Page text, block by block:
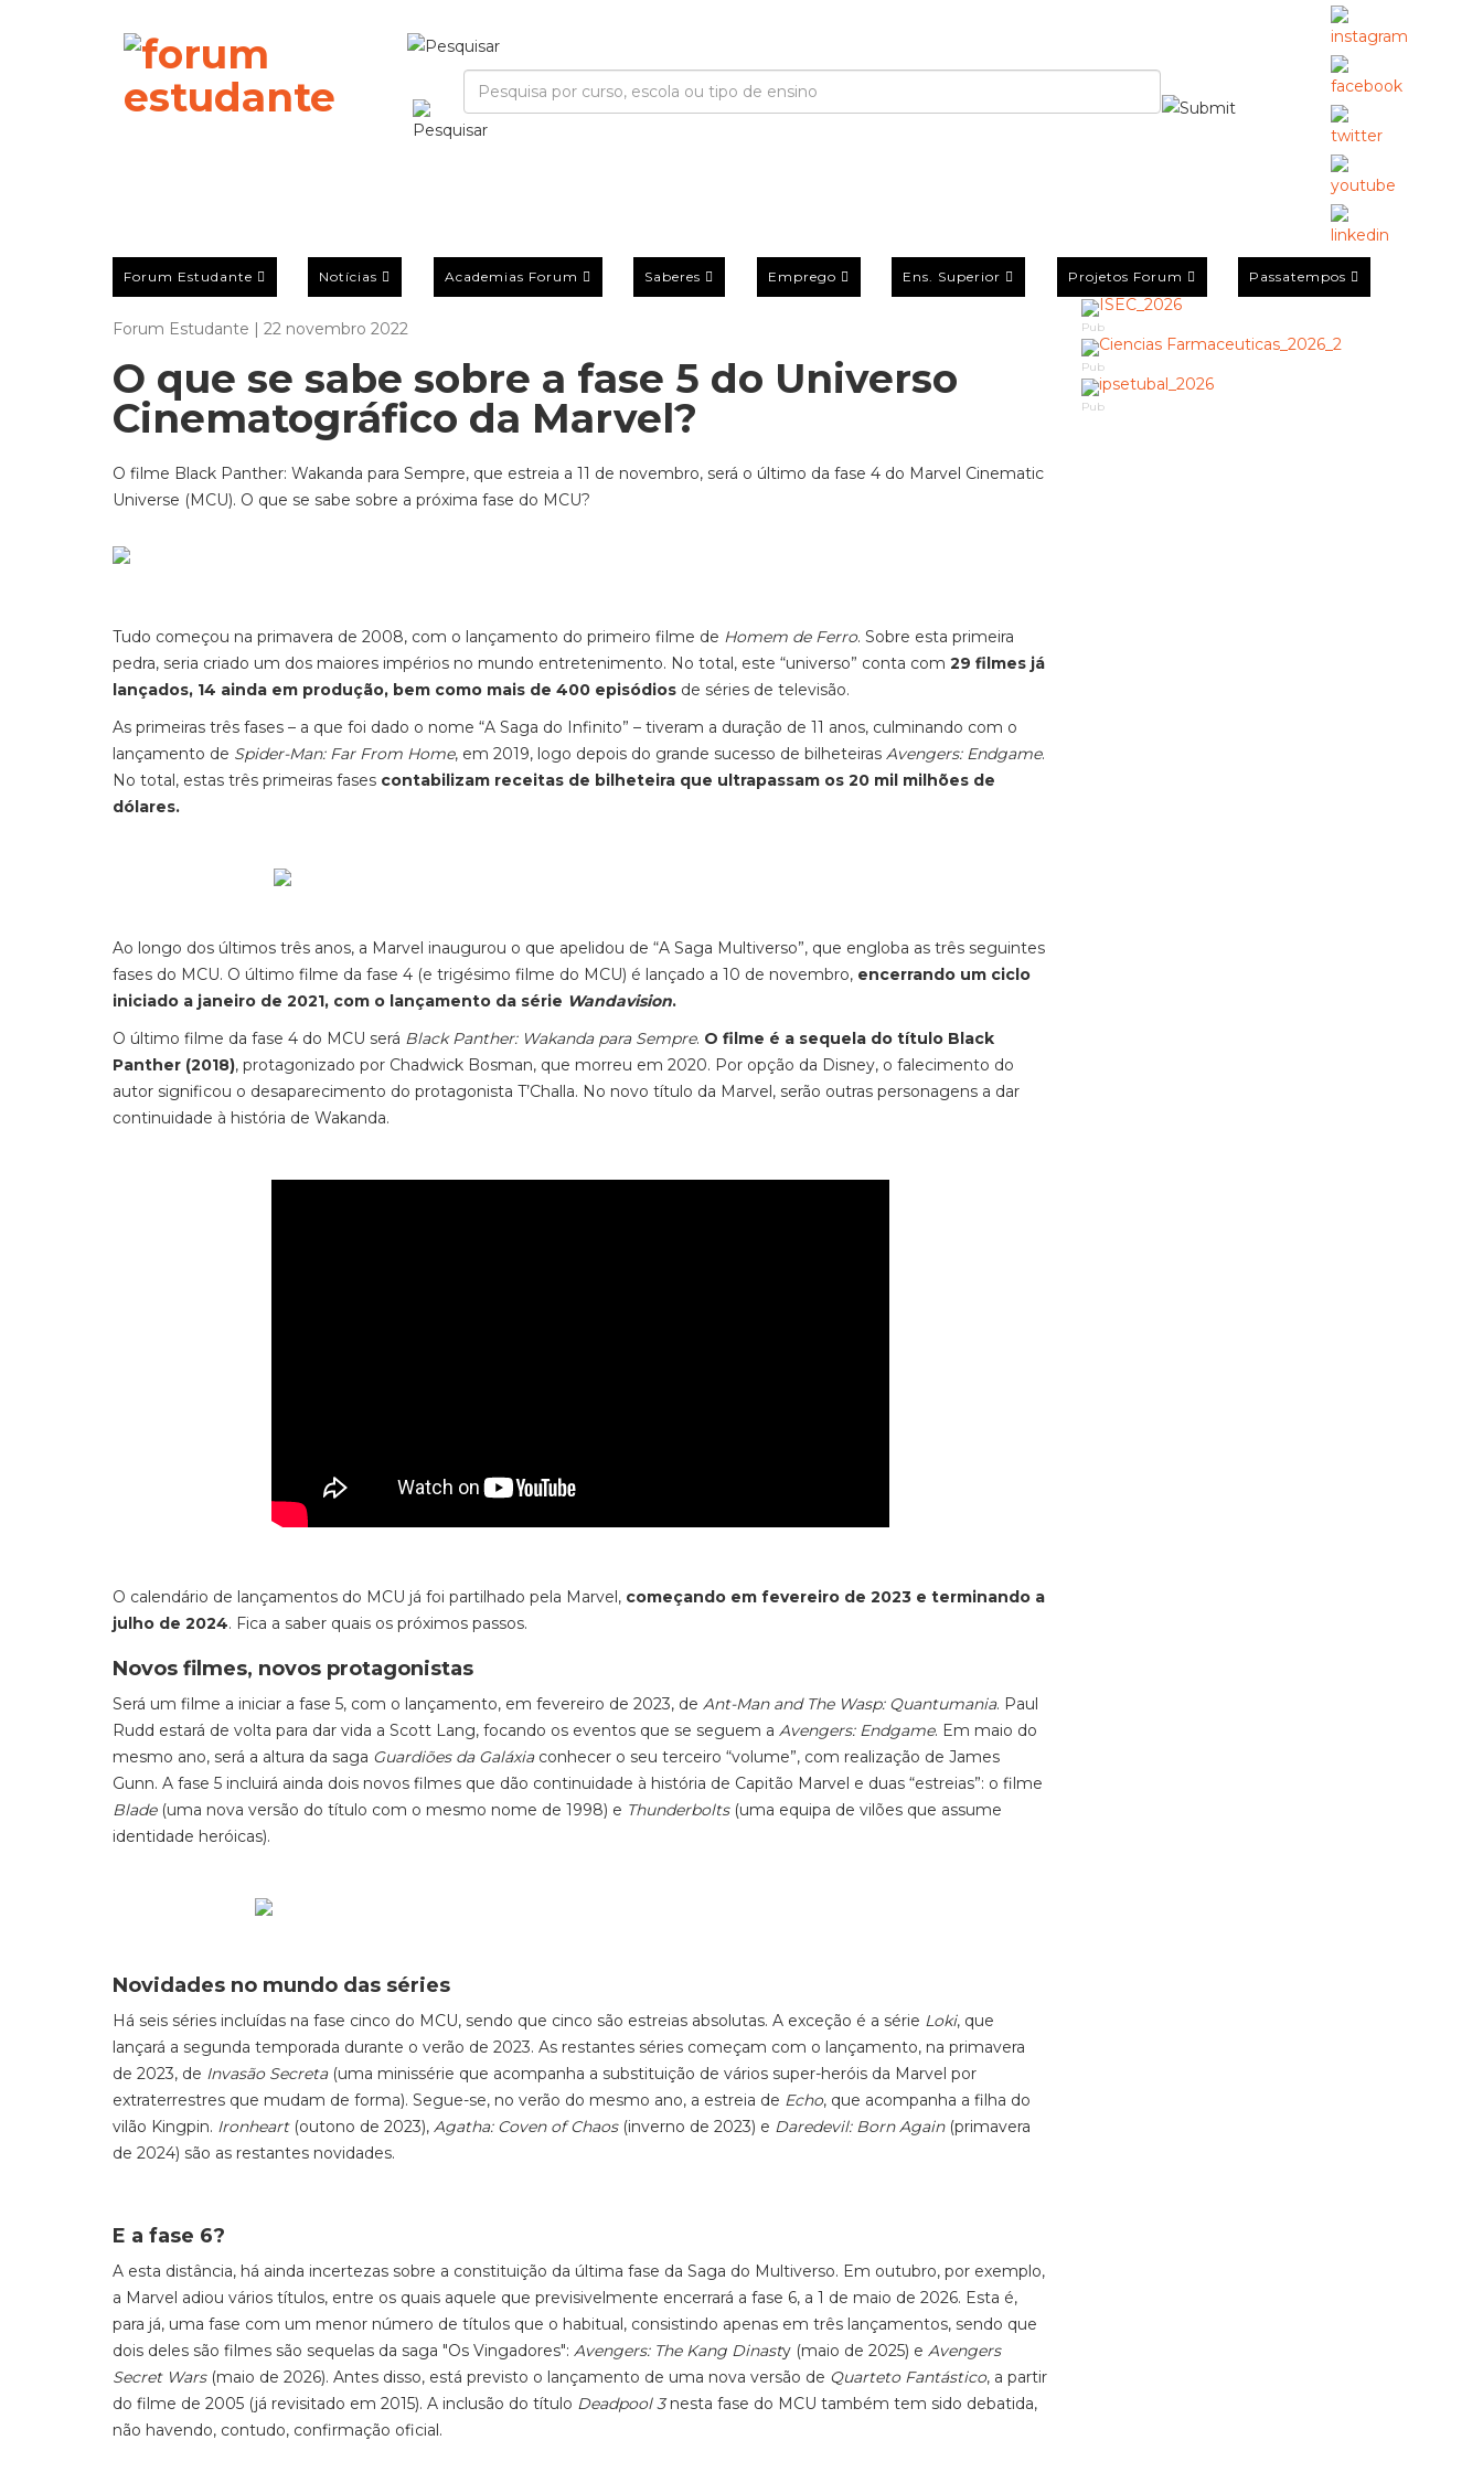
Forum Estudante Notícias Academias Forum Saberes Emprego Ens. Superior Projetos Forum Passatempos
Forum Estudante | 22 novembro 2022
O que se sabe sobre a fase 5 do Universo
Cinematográfico da Marvel?
O filme Black Panther: Wakanda para Sempre, que estreia a 11 de novembro, será o último da fase 4 do Marvel Cinematic
Universe (MCU). O que se sabe sobre a próxima fase do MCU?
Tudo começou na primavera de 2008, com o lançamento do primeiro filme de Homem de Ferro. Sobre esta primeira
pedra, seria criado um dos maiores impérios no mundo entretenimento. No total, este “universo” conta com 29 filmes já
lançados, 14 ainda em produção, bem como mais de 400 episódios de séries de televisão.
As primeiras três fases – a que foi dado o nome “A Saga do Infinito” – tiveram a duração de 11 anos, culminando com o
lançamento de Spider-Man: Far From Home, em 2019, logo depois do grande sucesso de bilheteiras Avengers: Endgame.
No total, estas três primeiras fases contabilizam receitas de bilheteira que ultrapassam os 20 mil milhões de
dólares.
Ao longo dos últimos três anos, a Marvel inaugurou o que apelidou de “A Saga Multiverso”, que engloba as três seguintes
fases do MCU. O último filme da fase 4 (e trigésimo filme do MCU) é lançado a 10 de novembro, encerrando um ciclo
iniciado a janeiro de 2021, com o lançamento da série Wandavision.
O último filme da fase 4 do MCU será Black Panther: Wakanda para Sempre. O filme é a sequela do título Black
Panther (2018), protagonizado por Chadwick Bosman, que morreu em 2020. Por opção da Disney, o falecimento do
autor significou o desaparecimento do protagonista T’Challa. No novo título da Marvel, serão outras personagens a dar
continuidade à história de Wakanda.
O calendário de lançamentos do MCU já foi partilhado pela Marvel, começando em fevereiro de 2023 e terminando a
julho de 2024. Fica a saber quais os próximos passos.
Novos filmes, novos protagonistas
Será um filme a iniciar a fase 5, com o lançamento, em fevereiro de 2023, de Ant-Man and The Wasp: Quantumania. Paul
Rudd estará de volta para dar vida a Scott Lang, focando os eventos que se seguem a Avengers: Endgame. Em maio do
mesmo ano, será a altura da saga Guardiões da Galáxia conhecer o seu terceiro “volume”, com realização de James
Gunn. A fase 5 incluirá ainda dois novos filmes que dão continuidade à história de Capitão Marvel e duas “estreias”: o filme
Blade(uma nova versão do título com o mesmo nome de 1998) e Thunderbolts (uma equipa de vilões que assume
identidade heróicas).
Novidades no mundo das séries
Há seis séries incluídas na fase cinco do MCU, sendo que cinco são estreias absolutas. A exceção é a série Loki, que
lançará a segunda temporada durante o verão de 2023. As restantes séries começam com o lançamento, na primavera
de 2023, de Invasão Secreta (uma minissérie que acompanha a substituição de vários super-heróis da Marvel por
extraterrestres que mudam de forma). Segue-se, no verão do mesmo ano, a estreia de Echo, que acompanha a filha do
vilão Kingpin. Ironheart (outono de 2023), Agatha: Coven of Chaos (inverno de 2023) e Daredevil: Born Again (primavera
de 2024) são as restantes novidades.
E a fase 6?
A esta distância, há ainda incertezas sobre a constituição da última fase da Saga do Multiverso. Em outubro, por exemplo,
a Marvel adiou vários títulos, entre os quais aquele que previsivelmente encerrará a fase 6, a 1 de maio de 2026. Esta é,
para já, uma fase com um menor número de títulos que o habitual, consistindo apenas em três lançamentos, sendo que
dois deles são filmes são sequelas da saga "Os Vingadores": Avengers: The Kang Dinasty (maio de 2025) e Avengers
Secret Wars (maio de 2026). Antes disso, está previsto o lançamento de uma nova versão de Quarteto Fantástico, a partir
do filme de 2005 (já revisitado em 2015). A inclusão do título Deadpool 3 nesta fase do MCU também tem sido debatida,
não havendo, contudo, confirmação oficial.
Pub
Pub
Pub